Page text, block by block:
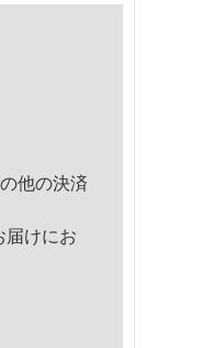
他の決済
届けにお